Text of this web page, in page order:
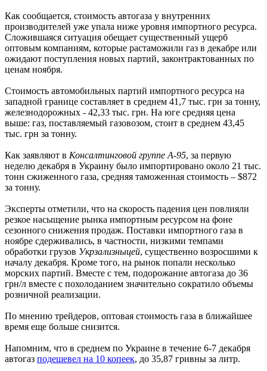
Как сообщается, стоимость автогаза у внутренних
производителей уже упала ниже уровня импортного ресурса.
Сложившаяся ситуация обещает существенный ущерб
оптовым компаниям, которые растаможили газ в декабре или
ожидают поступления новых партий, законтрактованных по
ценам ноября.
Стоимость автомобильных партий импортного ресурса на
западной границе составляет в среднем 41,7 тыс. грн за тонну,
железнодорожных - 42,33 тыс. грн. На юге средняя цена
выше: газ, поставляемый газовозом, стоит в среднем 43,45
тыс. грн за тонну.
Как заявляют в Консалтинговой группе А-95, за первую
неделю декабря в Украину было импортировано около 21 тыс.
тонн сжиженного газа, средняя таможенная стоимость – $872
за тонну.
Эксперты отметили, что на скорость падения цен повлияли
резкое насыщение рынка импортным ресурсом на фоне
сезонного снижения продаж. Поставки импортного газа в
ноябре сдерживались, в частности, низкими темпами
обработки грузов Укрзализныцей, существенно возросшими к
началу декабря. Кроме того, на рынок попали несколько
морских партий. Вместе с тем, подорожание автогаза до 36
грн/л вместе с похолоданием значительно сократило объемы
розничной реализации.
По мнению трейдеров, оптовая стоимость газа в ближайшее
время еще больше снизится.
Напомним, что в среднем по Украине в течение 6-7 декабря
автогаз подешевел на 10 копеек, до 35,87 гривны за литр.